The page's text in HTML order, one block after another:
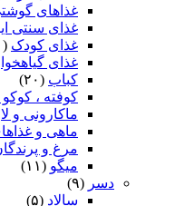
غذاهای
غذای سنتی
غذای کودک (۱۰)
غذای
کباب (۲۰)
کوفته ،
ماکارونی و
ماهی و
مرغ و
میگو (۱۱)
دسر (۹)
سالاد (۵)